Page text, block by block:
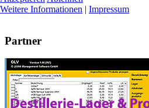
Partner
Weitere Informationen | Impressum